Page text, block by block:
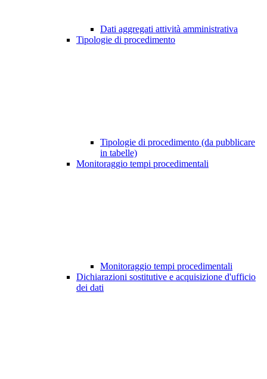
Dati aggregati attività amministrativa
Tipologie di procedimento
Tipologie di procedimento (da pubblicare
in tabelle)
Monitoraggio tempi procedimentali
Monitoraggio tempi procedimentali
Dichiarazioni sostitutive e acquisizione d'ufficio
dei dati